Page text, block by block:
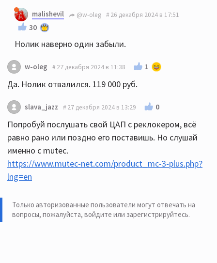
malishevil @w-oleg 26 декабря 2024 в 17:51
30
Нолик наверно один забыли.
w-oleg 27 декабря 2024 в 11:38 1
Да. Нолик отвалился. 119 000 руб.
slava_jazz 27 декабря 2024 в 13:29 0
Попробуй послушать свой ЦАП с реклокером, всё
равно рано или поздно его поставишь. Но слушай
именно с mutec.
https://www.mutec-net.com/product_mc-3-plus.php?
lng=en
Только авторизованные пользователи могут отвечать на
вопросы, пожалуйста, войдите или зарегистрируйтесь.